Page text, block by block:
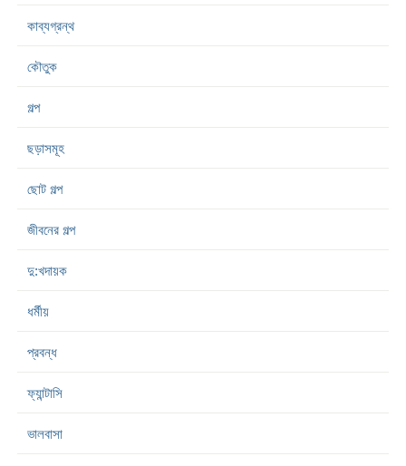
কাব্যগ্রন্থ
কৌতুক
গল্প
ছড়াসমূহ
ছোট গল্প
জীবনের গল্প
দু:খদায়ক
ধর্মীয়
প্রবন্ধ
ফ্যান্টাসি
ভালবাসা